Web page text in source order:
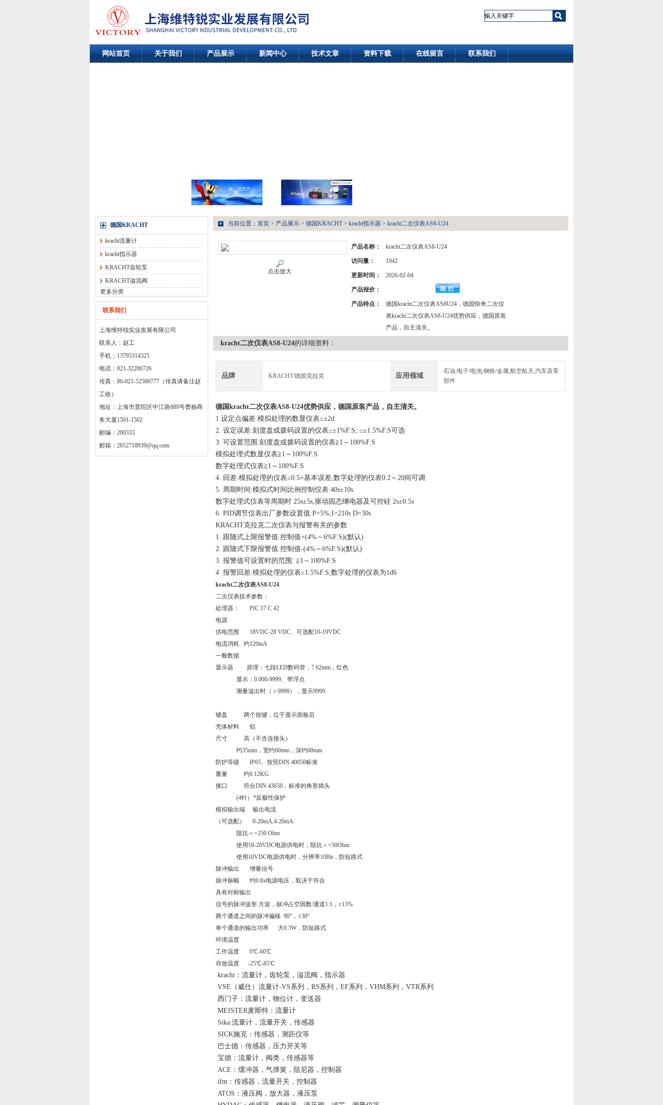
网站首页 关于我们 产品展示 新闻中心 技术文章 资料下载 在线留言 联系我们
德国KRACHT
kracht流量计
kracht指示器
KRACHT齿轮泵
KRACHT溢流阀
更多分类
联系我们
上海维特锐实业发展有限公司
联系人：赵工
手机：13795314325
电话：021-32206726
传真：86-021-52500777（传真请备注赵
工收）
地址：上海市普陀区中江路889号曹杨商
务大厦1501-1502
邮编：200333
邮箱： 2852718939@qq.com
当前位置： 首页 > 产品展示 > 德国KRACHT> kracht指示器 > kracht二次仪表AS8-U24
点击放大
产品名称： kracht二次仪表AS8-U24
访问量： 1942
更新时间： 2026-02-04
产品报价：
产品特点：
德国kracht二次仪表AS8U24，德国快奇二次仪
表kracht二次仪表AS8-U24优势供应，德国原装
产品，自主清关。
kracht二次仪表AS8-U24的详细资料：
品牌 KRACHT/德国克拉克 应用领域
石油,电子/电池,钢铁/金属,航空航天,汽车及零
部件
德国kracht二次仪表AS8-U24优势供应，德国原装产品，自主清关。
1.设定点偏差:模拟处理的数显仪表≤±2d
2. 设定误差:刻度盘或拨码设置的仪表≤±1%F.S; ≤±1.5%F.S可选
3. 可设置范围:刻度盘或拨码设置的仪表≧1～100%F.S
模拟处理式数显仪表≧1～100%F.S
数字处理式仪表≧1～100%F.S
4. 回差:模拟处理的仪表≤0.5×基本误差;数字处理的仪表0.2～20间可调
5. 周期时间:模拟式时间比例控制仪表 40s±10s
数字处理式仪表等周期时 25s±5s,驱动固态继电器及可控硅 2s±0.5s
6. PID调节仪表出厂参数设置值:P=5%;I=210s D=30s
KRACHT克拉克二次仪表与报警有关的参数
1. 跟随式上限报警值:控制值+(4%～6%F.S)(默认)
2. 跟随式下限报警值:控制值-(4%～6%F.S)(默认)
3. 报警值可设置时的范围: ≧1～100%F.S
4 .报警回差:模拟处理的仪表≤1.5%F.S;数字处理的仪表为1d6
kracht二次仪表AS8-U24
二次仪表技术参数：
处理器： PIC 17 C 42
电源
供电范围 18VDC-28 VDC、可选配10-19VDC
电流消耗 约120mA
一般数据
显示器 原理：七段LED数码管，7.62mm，红色
显示：0.000-9999、带浮点
测量溢出时（＞9999），显示9999
键盘 两个按键，位于显示面板后
壳体材料 铝
尺寸 高（不含连接头）
约35mm，宽约60mm，深约60mm
防护等级 IP65、按照DIN 40050标准
重量 约0.12KG
接口 符合DIN 43650，标准的角形插头
(4针）*反极性保护
模拟输出端 输出电流
（可选配） 0-20mA,4-20mA
阻抗＜=250 Ohm
使用18-28VDC电源供电时，阻抗＜=50Ohm
使用10VDC电源供电时，分辨率10Bit，防短路式
脉冲输出 增量信号
脉冲振幅 约0.8x电源电压，取决于符合
具有对称输出
信号的脉冲波形 方波，脉冲占空因数/通道1:1，±15%
两个通道之间的脉冲偏移 90°，±30°
单个通道的输出功率 大0.3W，防短路式
环境温度
工作温度 0℃-60℃
存放温度 -25℃-85℃
kracht：流量计，齿轮泵，溢流阀，指示器
VSE（威仕）流量计-VS系列，RS系列，EF系列，VHM系列，VTR系列
西门子：流量计，物位计，变送器
MEISTER麦斯特：流量计
Sika:流量计，流量开关，传感器
SICK施克：传感器，测距仪等
巴士德：传感器，压力开关等
宝德：流量计，阀类，传感器等
ACE：缓冲器，气弹簧，阻尼器，控制器
ifm：传感器，流量开关，控制器
ATOS：液压阀，放大器，液压泵